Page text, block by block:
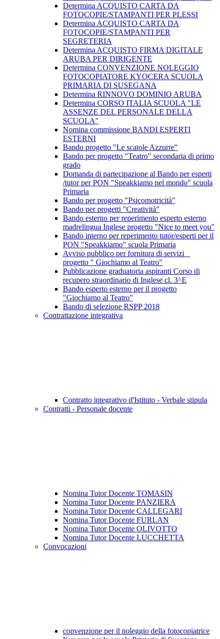
Determina ACQUISTO CARTA DA
FOTOCOPIE/STAMPANTI PER PLESSI
Determina ACQUISTO CARTA DA
FOTOCOPIE/STAMPANTI PER
SEGRETERIA
Determina ACQUISTO FIRMA DIGITALE
ARUBA PER DIRIGENTE
Determina CONVENZIONE NOLEGGIO
FOTOCOPIATORE KYOCERA SCUOLA
PRIMARIA DI SUSEGANA
Determina RINNOVO DOMINIO ARUBA
Determina CORSO ITALIA SCUOLA "LE
ASSENZE DEL PERSONALE DELLA
SCUOLA"
Nomina commissione BANDI ESPERTI
ESTERNI
Bando progetto "Le scatole Azzurre"
Bando per progetto "Teatro" secondaria di primo
grado
Domanda di partecipazione al Bando per esperti
/tutor per PON "Speakkiamo nel mondo" scuola
Primaria
Bando per progetto "Psicomotricità"
Bando per progetti "Creatività"
Bando esterno per reperimento esperto esterno
madrelingua Inglese progetto "Nice to meet you"
Bando interno per reperimento tutor/esperti per il
PON "Speakkiamo" scuola Primaria
Avviso pubblico per fornitura di servizi _
progetto " Giochiamo al Teatro"
Pubblicazione graduatoria aspiranti Corso di
recupero straordinario di Inglese cl. 3^E
Bando esperto esterno per il progetto
"Giochiamo al Teatro"
Bando di selezione RSPP 2018
Contrattazione integrativa
Contratto integrativo d'Istituto - Verbale stipula
Contratti - Personale docente
Nomina Tutor Docente TOMASIN
Nomina Tutor Docente PANZIERA
Nomina Tutor Docente CALLEGARI
Nomina Tutor Docente FURLAN
Nomina Tutor Docente OLIVOTTO
Nomina Tutor Docente LUCCHETTA
Convocazioni
convenzione per il noleggio della fotocopiatrice